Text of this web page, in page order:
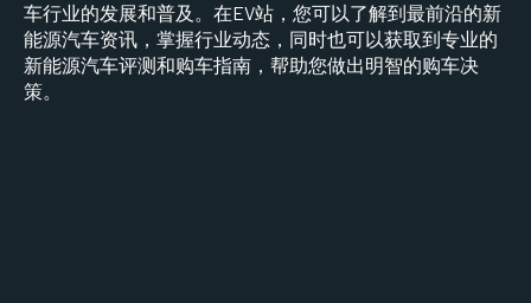
车行业的发展和普及。在EV站，您可以了解到最前沿的新
能源汽车资讯，掌握行业动态，同时也可以获取到专业的
新能源汽车评测和购车指南，帮助您做出明智的购车决
策。